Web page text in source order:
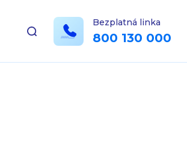
Bezplatná linka
800 130 000